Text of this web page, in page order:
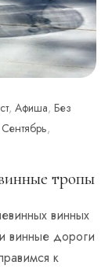
, Афиша, Без
Сентябрь,
тропы
винных
винные дороги
к